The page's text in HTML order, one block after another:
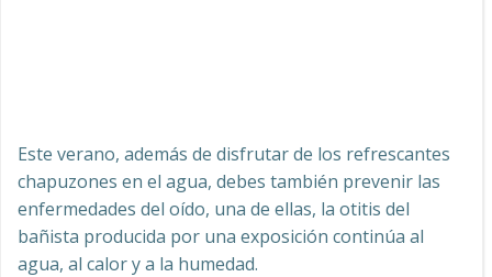
Este verano, además de disfrutar de los refrescantes
chapuzones en el agua, debes también prevenir las
enfermedades del oído, una de ellas, la otitis del
bañista producida por una exposición continúa al
agua, al calor y a la humedad.